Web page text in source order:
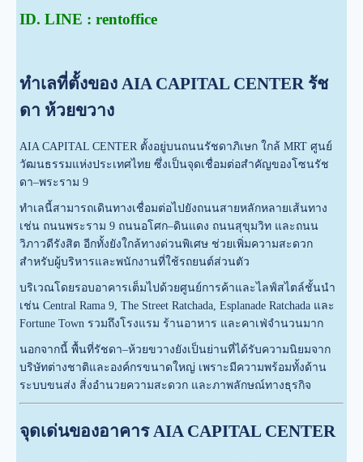
ID. LINE : rentoffice
ทำเลที่ตั้งของ AIA CAPITAL CENTER รัช
ดา ห้วยขวาง
AIA CAPITAL CENTER ตั้งอยู่บนถนนรัชดาภิเษก ใกล้ MRT ศูนย์
วัฒนธรรมแห่งประเทศไทย ซึ่งเป็นจุดเชื่อมต่อสำคัญของโซนรัช
ดา–พระราม 9
ทำเลนี้สามารถเดินทางเชื่อมต่อไปยังถนนสายหลักหลายเส้นทาง
เช่น ถนนพระราม 9 ถนนอโศก–ดินแดง ถนนสุขุมวิท และถนน
วิภาวดีรังสิต อีกทั้งยังใกล้ทางด่วนพิเศษ ช่วยเพิ่มความสะดวก
สำหรับผู้บริหารและพนักงานที่ใช้รถยนต์ส่วนตัว
บริเวณโดยรอบอาคารเต็มไปด้วยศูนย์การค้าและไลฟ์สไตล์ชั้นนำ
เช่น Central Rama 9, The Street Ratchada, Esplanade Ratchada และ
Fortune Town รวมถึงโรงแรม ร้านอาหาร และคาเฟ่จำนวนมาก
นอกจากนี้ พื้นที่รัชดา–ห้วยขวางยังเป็นย่านที่ได้รับความนิยมจาก
บริษัทต่างชาติและองค์กรขนาดใหญ่ เพราะมีความพร้อมทั้งด้าน
ระบบขนส่ง สิ่งอำนวยความสะดวก และภาพลักษณ์ทางธุรกิจ
จุดเด่นของอาคาร AIA CAPITAL CENTER